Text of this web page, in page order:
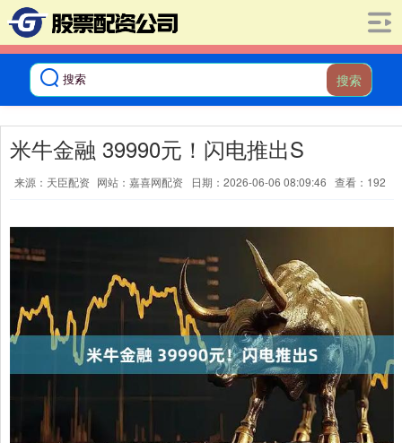
搜索
米牛金融 39990元！闪电推出S
来源：天臣配资 网站：嘉喜网配资 日期：2026-06-06 08:09:46 查看：192